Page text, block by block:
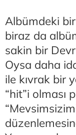
Albümdeki bir
biraz da
sakin bir
Oysa daha
ile kıvrak bir
“hit”i olması